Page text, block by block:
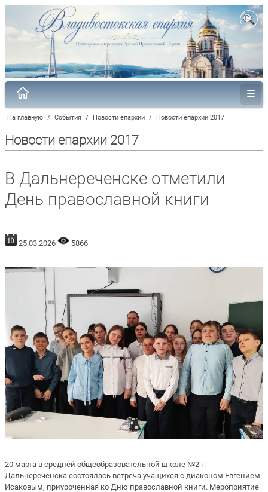
На главную / События / Новости епархии / Новости епархии 2017
Новости епархии 2017
В Дальнереченске отметили
День православной книги
25.03.2026 5866
20 марта в средней общеобразовательной школе №2 г.
Дальнереченска состоялась встреча учащихся с диаконом Евгением
Исаковым, приуроченная ко Дню православной книги. Мероприятие